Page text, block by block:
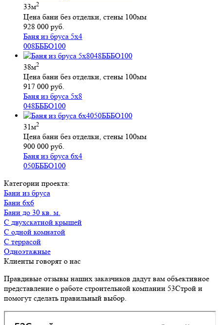
33м2
Цена бани без отделки, стены 100мм
928 000 руб.
Баня из бруса 5х4
008БББО100
38м2
Цена бани без отделки, стены 100мм
917 000 руб.
Баня из бруса 5х8
048БББО100
31м2
Цена бани без отделки, стены 100мм
900 000 руб.
Баня из бруса 6х4
050БББО100
Категории проекта:
Бани из бруса
Бани 6х6
Бани до 30 кв. м.
с двухскатной крышей
с одной комнатой
с террасой
Одноэтажные
Клиенты говорят о нас
Правдивые отзывы наших заказчиков дадут вам объективное
представление о работе строительной компании 53Строй и
помогут сделать правильный выбор.